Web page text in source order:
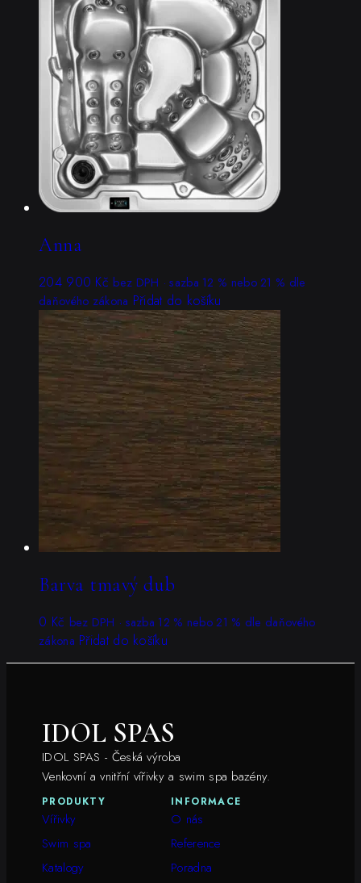
Anna
204 900 Kč bez DPH · sazba 12 % nebo 21 % dle
daňového zákona Přidat do košíku
Barva tmavý dub
0 Kč bez DPH · sazba 12 % nebo 21 % dle daňového
zákona Přidat do košíku
IDOL SPAS
IDOL SPAS - Česká výroba
Venkovní a vnitřní vířivky a swim spa bazény.
PRODUKTY
Vířivky
Swim spa
Katalogy
INFORMACE
O nás
Reference
Poradna